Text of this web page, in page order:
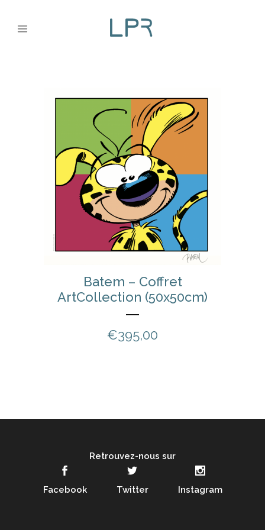
Batem – Coffret
ArtCollection (50x50cm)
€395,00
Retrouvez-nous sur
Facebook Twitter Instagram